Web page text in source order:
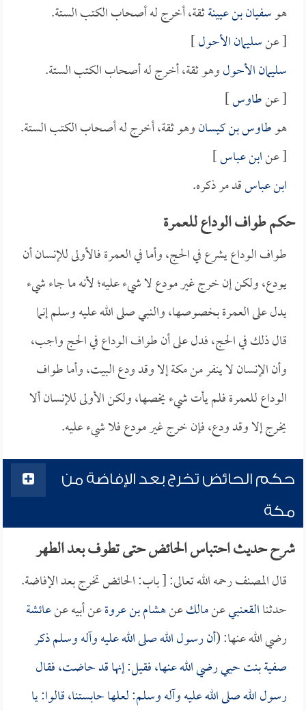
هوسفيان بن عيينةثقة، أخرج له أصحاب الكتب الستة.
[ عنسليمان الأحول]
سليمان الأحولوهو ثقة، أخرج له أصحاب الكتب الستة.
[ عنطاوس]
هوطاوس بن كيسانوهو ثقة، أخرج له أصحاب الكتب الستة.
[ عنابن عباس]
ابن عباسقد مر ذكره.
حكم طواف الوداع للعمرة
طواف الوداع يشرع في الحج، وأما في العمرة فالأولى للإنسان أن
يودع، ولكن إن خرج غير مودع لا شيء عليه؛ لأنه ما جاء شيء
يدل على العمرة بخصوصها، والنبي صلى الله عليه وسلم إنما
قال ذلك في الحج، فدل على أن طواف الوداع في الحج واجب،
وأن الإنسان لا ينفر من مكة إلا وقد ودع البيت، وأما طواف
الوداع للعمرة فلم يأت شيء يخصها، ولكن الأولى للإنسان ألا
يخرج إلا وقد ودع، فإن خرج غير مودع فلا شيء عليه.
حكم الحائض تخرج بعد الإفاضة من
مكة
شرح حديث احتباس الحائض حتى تطوف بعد الطهر
قال المصنف رحمه الله تعالى: [ باب: الحائض تخرج بعد الإفاضة.
حدثناالقعنبيعنمالكعنهشام بن عروةعن أبيه عنعائشة
رضي الله عنها: (أن رسول الله صلى الله عليه وآله وسلم ذكر
صفية بنت حييرضي الله عنها، فقيل: إنها قد حاضت، فقال
رسول الله صلى الله عليه وآله وسلم: لعلها حابستنا، قالوا: يا